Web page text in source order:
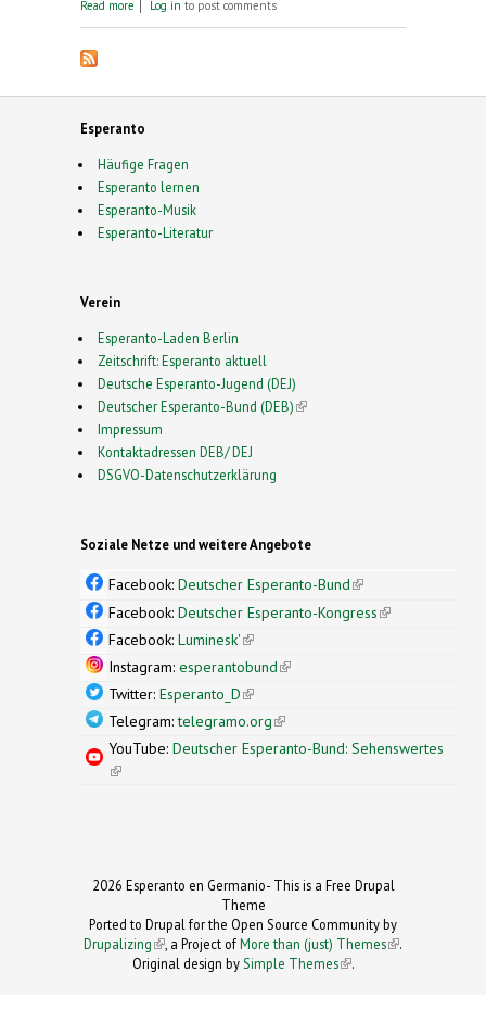
Read more Log in to post comments
Esperanto
Häufige Fragen
Esperanto lernen
Esperanto-Musik
Esperanto-Literatur
Verein
Esperanto-Laden Berlin
Zeitschrift: Esperanto aktuell
Deutsche Esperanto-Jugend (DEJ)
Deutscher Esperanto-Bund (DEB)(link is external)
Impressum
Kontaktadressen DEB/ DEJ
DSGVO-Datenschutzerklärung
Soziale Netze und weitere Angebote
Facebook: Deutscher Esperanto-Bund(link is
external)
Facebook: Deutscher Esperanto-Kongress(link is
Facebook: Luminesk'(link is external)
Instagram: esperantobund(link is external)
Twitter: Esperanto_D(link is external)
Telegram:telegramo.org(link is external)
YouTube: Deutscher Esperanto-Bund: Sehenswertes
(link is external)
2026 Esperanto en Germanio- This is a Free Drupal
Theme
Ported to Drupal for the Open Source Community by
Drupalizing(link is external)
, a Project ofMore than (just) Themes (link is
.
Original design by Simple Themes
(link is
.